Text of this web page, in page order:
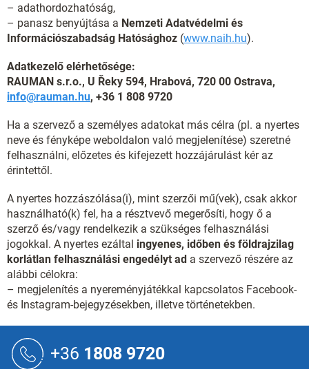
– adathordozhatóság,
– panasz benyújtása a Nemzeti Adatvédelmi és
Információszabadság Hatósághoz (www.naih.hu).
Adatkezelő elérhetősége:
RAUMAN s.r.o., U Řeky 594, Hrabová, 720 00 Ostrava,
info@rauman.hu, +36 1 808 9720
Ha a szervező a személyes adatokat más célra (pl. a nyertes
neve és fényképe weboldalon való megjelenítése) szeretné
felhasználni, előzetes és kifejezett hozzájárulást kér az
érintettől.
A nyertes hozzászólása(i), mint szerzői mű(vek), csak akkor
használható(k) fel, ha a résztvevő megerősíti, hogy ő a
szerző és/vagy rendelkezik a szükséges felhasználási
jogokkal. A nyertes ezáltal ingyenes, időben és földrajzilag
korlátlan felhasználási engedélyt ad a szervező részére az
alábbi célokra:
– megjelenítés a nyereményjátékkal kapcsolatos Facebook-
és Instagram-bejegyzésekben, illetve történetekben.
+36 1808 9720